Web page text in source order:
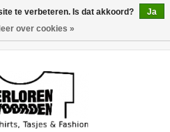
te verbeteren. Is dat akkoord?
Ja
over cookies »